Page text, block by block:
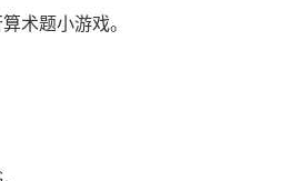
术题小游戏。